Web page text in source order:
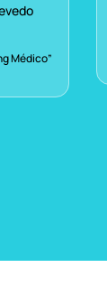
Médico”